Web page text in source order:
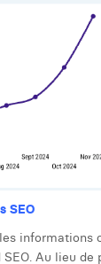
SEO
Au lieu